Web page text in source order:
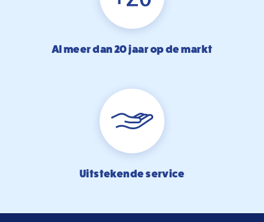
Al meer dan 20 jaar op de markt
Uitstekende service